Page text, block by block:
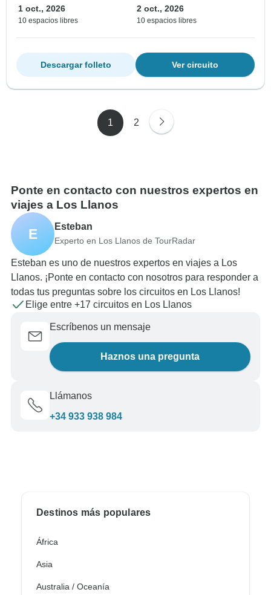
1 oct., 2026
10 espacios libres
2 oct., 2026
10 espacios libres
Ver circuito
Descargar folleto
1 2
Ponte en contacto con nuestros expertos en
viajes a Los Llanos
E Esteban
Experto en Los Llanos de TourRadar
Esteban es uno de nuestros expertos en viajes a Los
Llanos. ¡Ponte en contacto con nosotros para responder a
todas tus preguntas sobre los circuitos en Los Llanos!
Elige entre +17 circuitos en Los Llanos
Escríbenos un mensaje
Haznos una pregunta
Llámanos
+34 933 938 984
Destinos más populares
África
Asia
Australia / Oceanía